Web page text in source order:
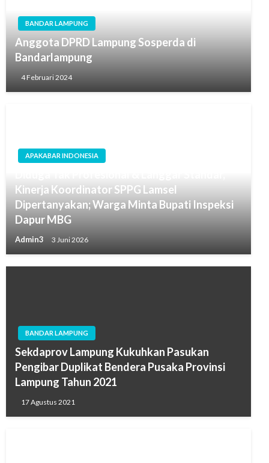
BANDAR LAMPUNG
Anggota DPRD Lampung Sosperda di
Bandarlampung
4 Februari 2024
APAKABAR INDONESIA
Kinerja Koordinator SPPG Lamsel
Dipertanyakan; Warga Minta Bupati Inspeksi
Dapur MBG
Admin3 3 Juni 2026
BANDAR LAMPUNG
Sekdaprov Lampung Kukuhkan Pasukan
Pengibar Duplikat Bendera Pusaka Provinsi
Lampung Tahun 2021
17 Agustus 2021